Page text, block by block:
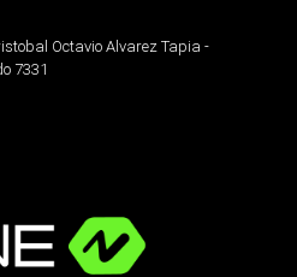
Octavio Alvarez Tapia -
7331